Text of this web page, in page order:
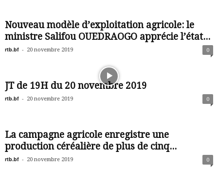
Nouveau modèle d’exploitation agricole: le
ministre Salifou OUEDRAOGO apprécie l’état...
rtb.bf - 20 novembre 2019 0
JT de 19H du 20 novembre 2019
rtb.bf - 20 novembre 2019 0
La campagne agricole enregistre une
production céréalière de plus de cinq...
rtb.bf - 20 novembre 2019 0